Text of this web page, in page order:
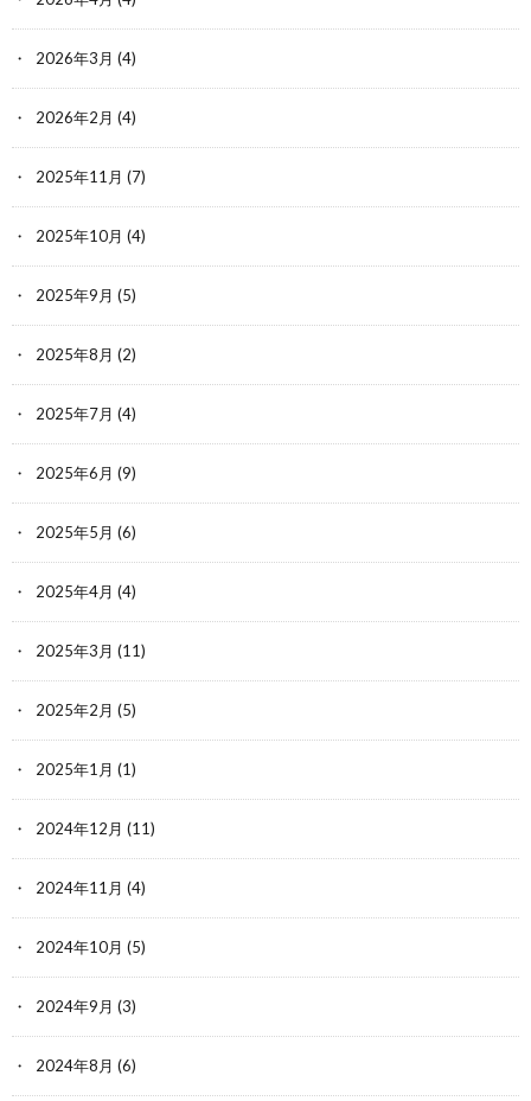
2026年3月 (4)
2026年2月 (4)
2025年11月 (7)
2025年10月 (4)
2025年9月 (5)
2025年8月 (2)
2025年7月 (4)
2025年6月 (9)
2025年5月 (6)
2025年4月 (4)
2025年3月 (11)
2025年2月 (5)
2025年1月 (1)
2024年12月 (11)
2024年11月 (4)
2024年10月 (5)
2024年9月 (3)
2024年8月 (6)